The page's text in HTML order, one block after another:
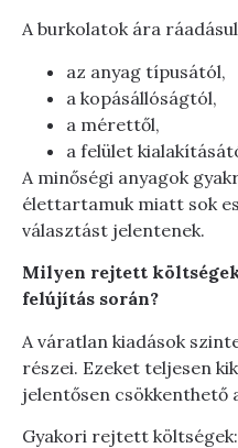
A burkolatok ára
az anyag típusától,
a kopásállóságtól,
a mérettől,
a felület
A minőségi anyagok
élettartamuk miatt sok
választást jelentenek.
Milyen rejtett
felújítás során?
A váratlan kiadások
részei. Ezeket teljesen
jelentősen csökkenthető
Gyakori rejtett költségek: